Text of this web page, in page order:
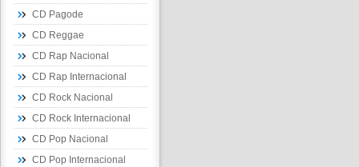
CD Pagode
CD Reggae
CD Rap Nacional
CD Rap Internacional
CD Rock Nacional
CD Rock Internacional
CD Pop Nacional
CD Pop Internacional